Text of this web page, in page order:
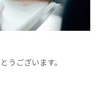
うございます。